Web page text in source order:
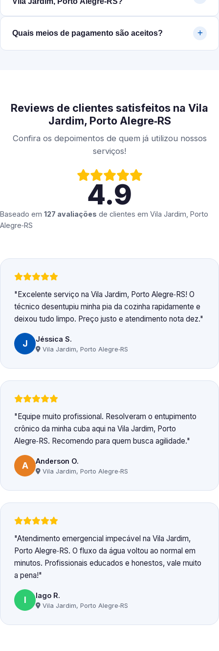
Quais meios de pagamento são aceitos?
Reviews de clientes satisfeitos na Vila
Jardim, Porto Alegre‑RS
Confira os depoimentos de quem já utilizou nossos
serviços!
4.9
Baseado em 127 avaliações de clientes em Vila Jardim, Porto
Alegre‑RS
Excelente serviço na Vila Jardim, Porto Alegre‑RS! O
técnico desentupiu minha pia da cozinha rapidamente e
deixou tudo limpo. Preço justo e atendimento nota dez.
J Jéssica S.
Vila Jardim, Porto Alegre‑RS
Equipe muito profissional. Resolveram o entupimento
crônico da minha cuba aqui na Vila Jardim, Porto
Alegre‑RS. Recomendo para quem busca agilidade.
A Anderson O.
Vila Jardim, Porto Alegre‑RS
Atendimento emergencial impecável na Vila Jardim,
Porto Alegre‑RS. O fluxo da água voltou ao normal em
minutos. Profissionais educados e honestos, vale muito
a pena!
I Iago R.
Vila Jardim, Porto Alegre‑RS